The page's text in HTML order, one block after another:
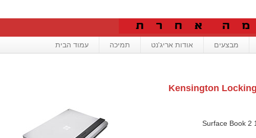
עמוד הבית תמיכה אודות אריג'נט מבצעים
Kensington